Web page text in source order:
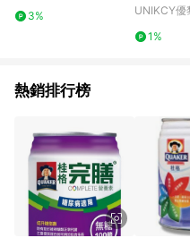
1549元(3箱免運費)
3%
方）8入
UNIKCY優
1%
熱銷排行榜